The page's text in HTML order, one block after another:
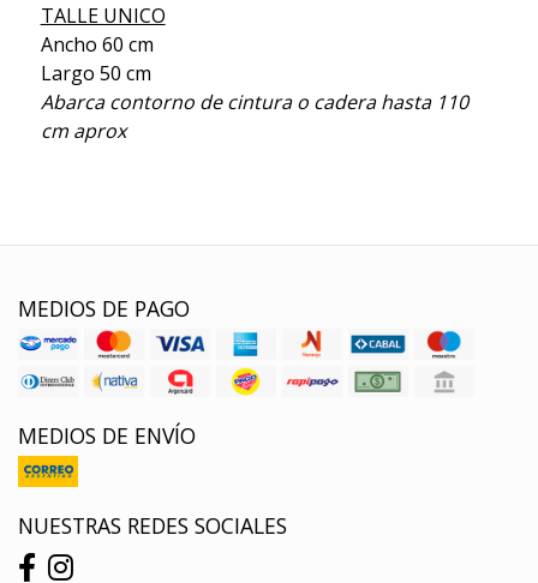
TALLE UNICO
Ancho 60 cm
Largo 50 cm
Abarca contorno de cintura o cadera hasta 110
cm aprox
MEDIOS DE PAGO
MEDIOS DE ENVÍO
NUESTRAS REDES SOCIALES